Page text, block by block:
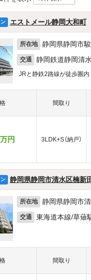
エストメール静岡大和町
所在地 静岡県静岡市
交通 静岡鉄道静岡清
JRと静鉄2路線が徒歩圏内
間取り
円 3LDK+S（納戸）
静岡県静岡市清水区楠新
所在地 静岡県静岡市
交通 東海道本線/草薙
間取り